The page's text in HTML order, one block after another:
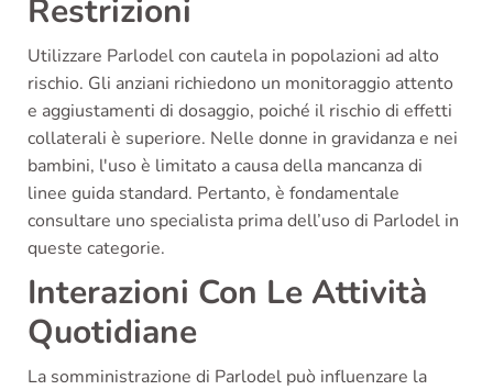
Restrizioni
Utilizzare Parlodel con cautela in popolazioni ad alto
rischio. Gli anziani richiedono un monitoraggio attento
e aggiustamenti di dosaggio, poiché il rischio di effetti
collaterali è superiore. Nelle donne in gravidanza e nei
bambini, l'uso è limitato a causa della mancanza di
linee guida standard. Pertanto, è fondamentale
consultare uno specialista prima dell’uso di Parlodel in
queste categorie.
Interazioni Con Le Attività
Quotidiane
La somministrazione di Parlodel può influenzare la